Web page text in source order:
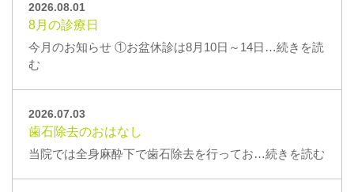
2026.08.01
8月の診療日
今月のお知らせ ①お盆休診は8月10日～14日…続きを読
む
2026.07.03
歯石除去のおはなし
当院では全身麻酔下で歯石除去を行ってお…続きを読む